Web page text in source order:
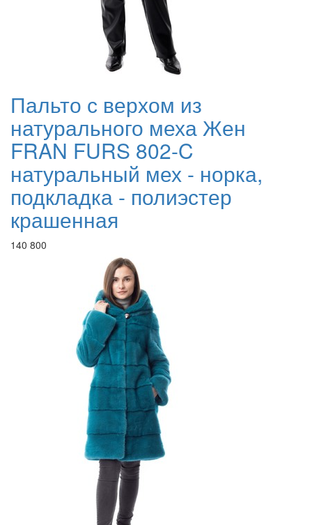
Пальто с верхом из
натурального меха Жен
FRAN FURS 802-C
натуральный мех - норка,
подкладка - полиэстер
крашенная
140 800